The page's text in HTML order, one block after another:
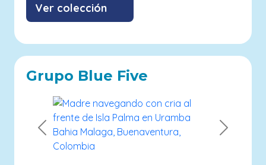
Ver colección
Grupo Blue Five
Previous Next